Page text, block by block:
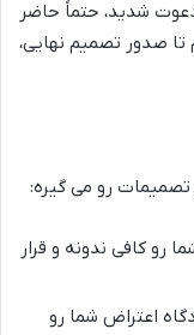
شدید، حتماً حاضر
تا صدور تصمیم نهایی،
تصمیمات رو می گیره:
رو کافی ندونه و قرار
اعتراض شما رو